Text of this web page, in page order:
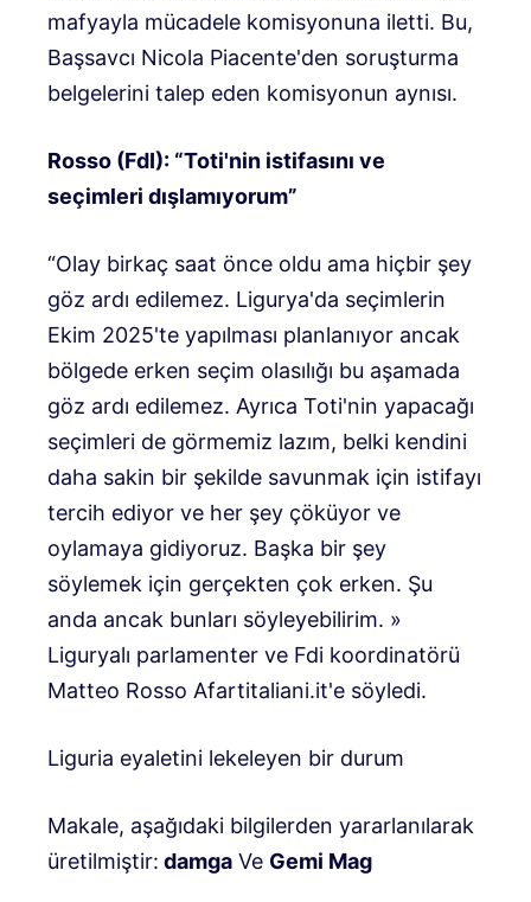
mafyayla mücadele komisyonuna iletti. Bu,
Başsavcı Nicola Piacente'den soruşturma
belgelerini talep eden komisyonun aynısı.
Rosso (FdI): “Toti'nin istifasını ve
seçimleri dışlamıyorum”
“Olay birkaç saat önce oldu ama hiçbir şey
göz ardı edilemez. Ligurya'da seçimlerin
Ekim 2025'te yapılması planlanıyor ancak
bölgede erken seçim olasılığı bu aşamada
göz ardı edilemez. Ayrıca Toti'nin yapacağı
seçimleri de görmemiz lazım, belki kendini
daha sakin bir şekilde savunmak için istifayı
tercih ediyor ve her şey çöküyor ve
oylamaya gidiyoruz. Başka bir şey
söylemek için gerçekten çok erken. Şu
anda ancak bunları söyleyebilirim. »
Liguryalı parlamenter ve Fdi koordinatörü
Matteo Rosso Afartitaliani.it'e söyledi.
Liguria eyaletini lekeleyen bir durum
Makale, aşağıdaki bilgilerden yararlanılarak
üretilmiştir: damga Ve Gemi Mag